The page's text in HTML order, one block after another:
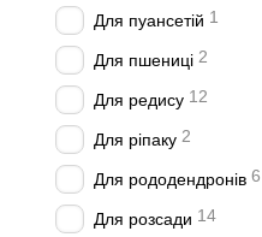
Для пуансетій 1
Для пшениці 2
Для редису 12
Для ріпаку 2
Для рододендронів 6
Для розсади 14